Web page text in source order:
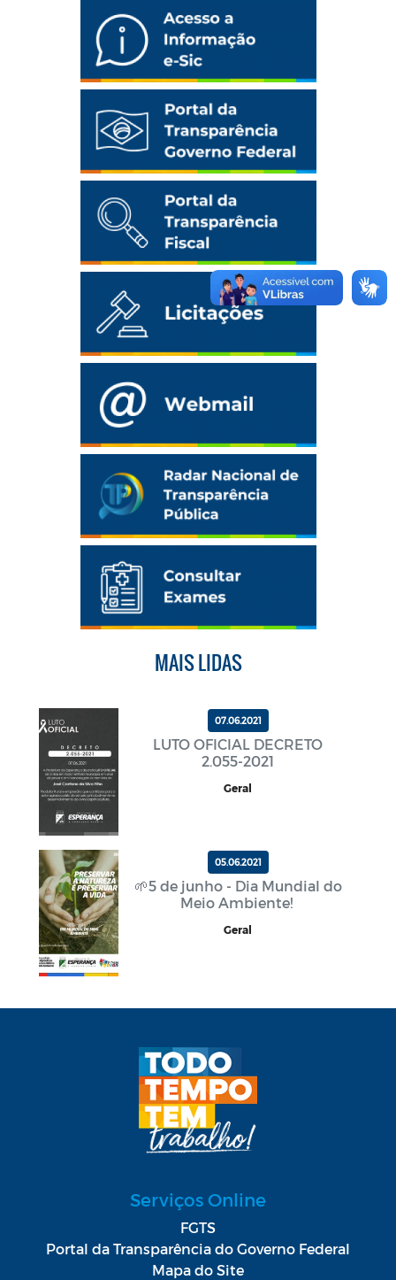
MAIS LIDAS
07.06.2021
LUTO OFICIAL DECRETO
2.055-2021
Geral
05.06.2021
🌱5 de junho - Dia Mundial do
Meio Ambiente!
Geral
Serviços Online
FGTS
Portal da Transparência do Governo Federal
Mapa do Site